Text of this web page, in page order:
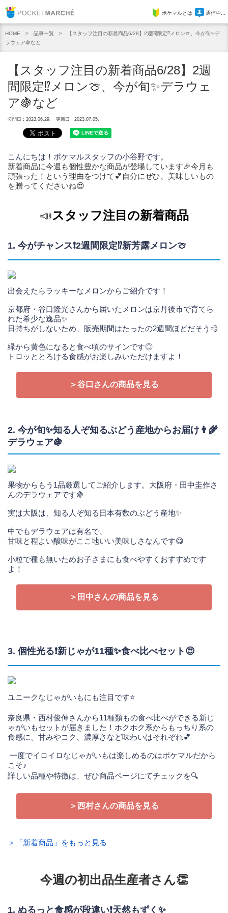
Pocket Marcheポケマルとは 通信中...
HOME 記事一覧
【スタッフ注目の新着商品6/28】2週間限定⁉️メロン🍈、今が旬✨デ
ラウェア🍇など
【スタッフ注目の新着商品6/28】2週
間限定⁉️メロン🍈、今が旬✨デラウェ
ア🍇など
公開日：2023.06.29. 更新日：2023.07.05.
こんにちは！ポケマルスタッフの小谷野です。
新着商品に今週も個性豊かな商品が登場しています🎉今月も
頑張った！という理由をつけて💕自分にぜひ、美味しいもの
を贈ってくださいね😍
📣スタッフ注目の新着商品
1. 今がチャンス❗2週間限定⁉️新芳露メロン🍈
出会えたらラッキーなメロンからご紹介です！
京都府・谷口隆光さんから届いたメロンは京丹後市で育てら
れた希少な逸品✨
日持ちがしないため、販売期間はたったの2週間ほどだそう💨
緑から黄色になると食べ頃のサインです◎
トロッととろける食感がお楽しみいただけますよ！
＞谷口さんの商品を見る
2. 今が旬✨知る人ぞ知るぶどう産地からお届け👨‍🌾
デラウェア🍇
果物からもう1品厳選してご紹介します。大阪府・田中圭作さ
んのデラウェアです🍇
実は大阪は、知る人ぞ知る日本有数のぶどう産地✨
中でもデラウェアは有名で、
甘味と程よい酸味がここ地いい美味しさなんです😋
小粒で種も無いためお子さまにも食べやすくおすすめです
よ！
＞田中さんの商品を見る
3. 個性光る❗新じゃが11種✨食べ比べセット😍
ユニークなじゃがいもにも注目です⭐
奈良県・西村俊伸さんから11種類もの食べ比べができる新じ
ゃがいもセットが届きました！ ホクホク系からもっちり系の
食感に、甘みやコク、濃厚さなど味わいはそれぞれ💕
一度でイロイロなじゃがいもは楽しめるのはポケマルだから
こそ♪
詳しい品種や特徴は、ぜひ商品ページにてチェックを🔍
＞西村さんの商品を見る
＞「新着商品」をもっと見る
今週の初出品生産者さん👏
1. ぬるっと食感が段違い❗天然もずく✨